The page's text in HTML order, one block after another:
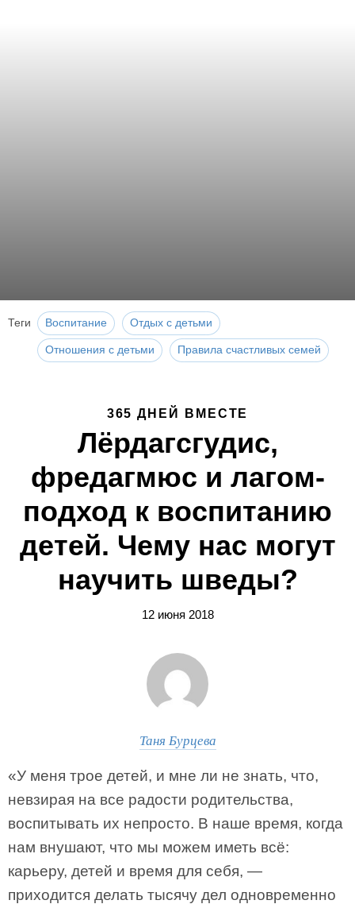
Теги Воспитание Отдых с детьми
Отношения с детьми Правила счастливых семей
365 ДНЕЙ ВМЕСТЕ
Лёрдагсгудис,
фредагмюс и лагом-
подход к воспитанию
детей. Чему нас могут
научить шведы?
12 июня 2018
Таня Бурцева
«У меня трое детей, и мне ли не знать, что,
невзирая на все радости родительства,
воспитывать их непросто. В наше время, когда
нам внушают, что мы можем иметь всё:
карьеру, детей и время для себя, —
приходится делать тысячу дел одновременно